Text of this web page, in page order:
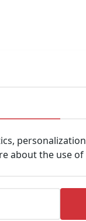
à seringues
about the use